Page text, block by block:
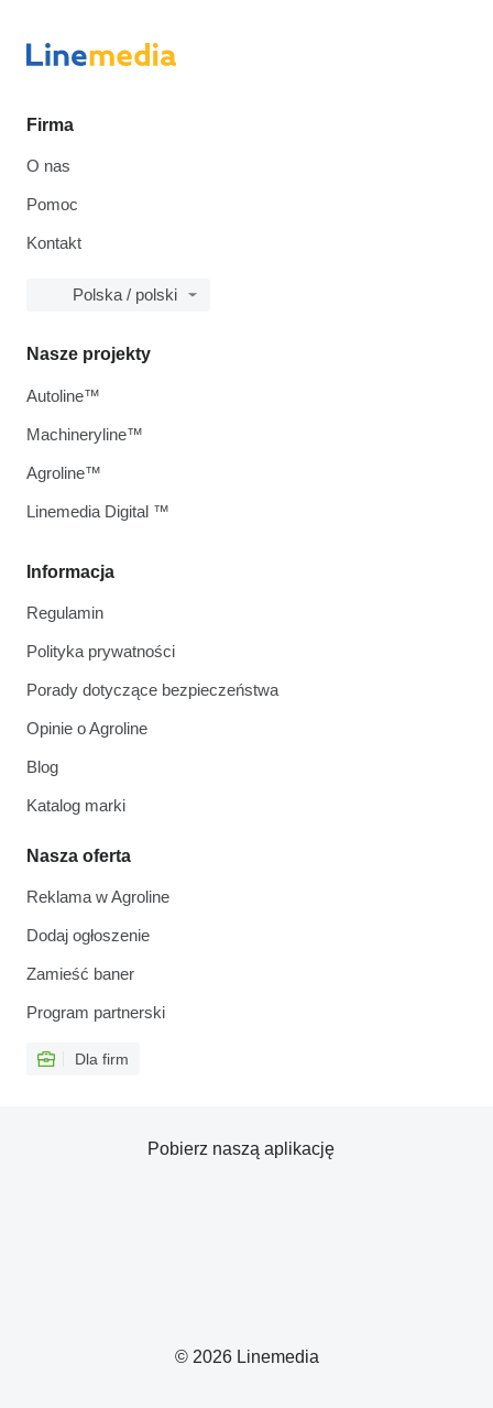
Firma
O nas
Pomoc
Kontakt
Polska / polski
Informacja
Regulamin
Polityka prywatności
Porady dotyczące bezpieczeństwa
Opinie o Agroline
Blog
Katalog marki
Nasza oferta
Reklama w Agroline
Dodaj ogłoszenie
Zamieść baner
Program partnerski
Dla firm
Nasze projekty
Autoline™
Machineryline™
Agroline™
Linemedia Digital ™
© 2026 Linemedia
Pobierz naszą aplikację